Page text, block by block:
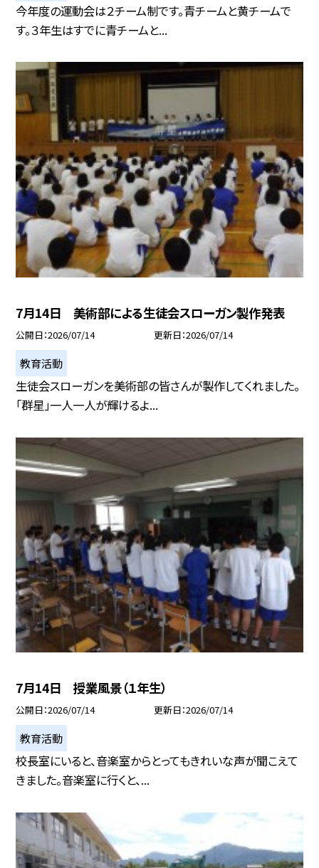
今年度の運動会は２チーム制です。青チームと黄チームで
す。３年生はすでに青チームと...
7月14日 美術部による生徒会スローガン製作発表
公開日 2026/07/14 更新日 2026/07/14
教育活動
生徒会スローガンを美術部の皆さんが製作してくれました。
「群星」一人一人が輝けるよ...
7月14日 授業風景（１年生）
公開日 2026/07/14 更新日 2026/07/14
教育活動
校長室にいると、音楽室からとってもきれいな声が聞こえて
きました。音楽室に行くと、...